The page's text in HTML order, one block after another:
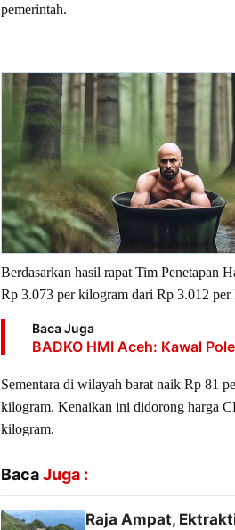
pemerintah.
Berdasarkan hasil rapat Tim Penetapan
Rp 3.073 per kilogram dari Rp 3.012 per
Baca Juga
BADKO HMI Aceh: Kawal
Sementara di wilayah barat naik Rp 81
kilogram. Kenaikan ini didorong harga
kilogram.
BacaJuga :
Raja Ampat,